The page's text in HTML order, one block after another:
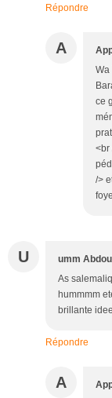
Répondre
A
Wa
ce
<br
/>
U umm
As
hummmm
brillante
Répondre
A